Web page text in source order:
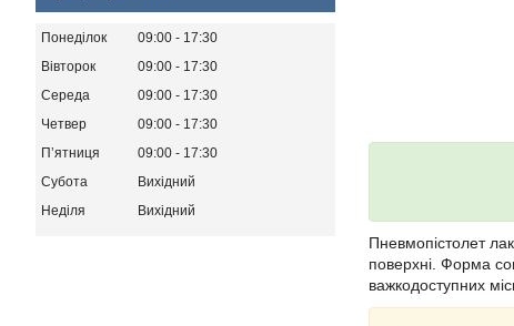
Пневмопістолет
поверхні. Форма
важкодоступних
Понеділок 09:00
17:30
Вівторок
09:00
17:30
Середа
09:00
17:30
Четвер
09:00
17:30
Пʼятниця
09:00
17:30
Субота
Вихідний
Неділя
Вихідний